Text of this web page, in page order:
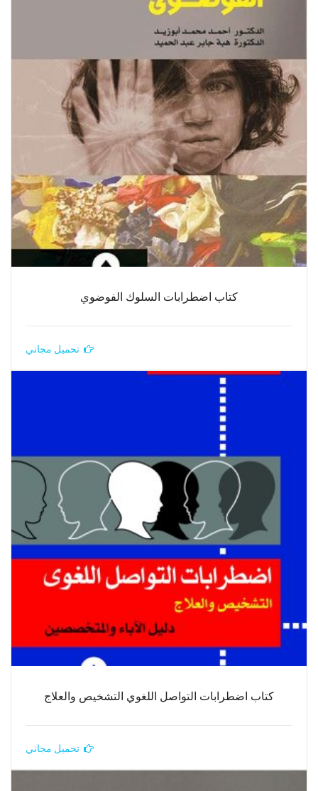
كتاب اضطرابات السلوك الفوضوي
تحميل مجاني
كتاب اضطرابات التواصل اللغوي التشخيص والعلاج
تحميل مجاني